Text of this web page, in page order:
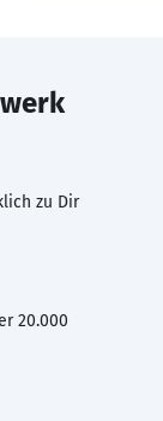
zu Dir
20.000